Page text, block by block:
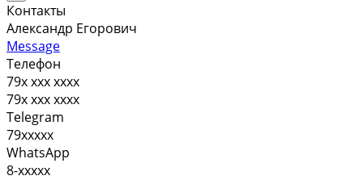
Контакты
Александр Егорович
Message
Телефон
79x xxx xxxx
79x xxx xxxx
Telegram
79xxxxx
WhatsApp
8-xxxxx